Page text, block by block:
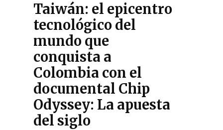
Taiwán: el epicentro
tecnológico del
mundo que
conquista a
Colombia con el
documental Chip
Odyssey: La apuesta
del siglo